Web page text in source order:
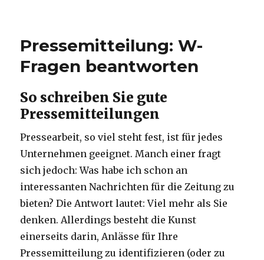
Pressemitteilung: W-
Fragen beantworten
So schreiben Sie gute
Pressemitteilungen
Pressearbeit, so viel steht fest, ist für jedes
Unternehmen geeignet. Manch einer fragt
sich jedoch: Was habe ich schon an
interessanten Nachrichten für die Zeitung zu
bieten? Die Antwort lautet: Viel mehr als Sie
denken. Allerdings besteht die Kunst
einerseits darin, Anlässe für Ihre
Pressemitteilung zu identifizieren (oder zu